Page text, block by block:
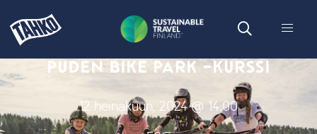
PUDEN BIKE PARK -KURSSI
12 heinäkuun, 2024 @ 14:00